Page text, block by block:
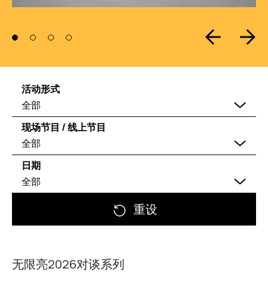
活动形式
全部
现场节目 / 线上节目
全部
日期
全部
重设
无限亮2026对谈系列